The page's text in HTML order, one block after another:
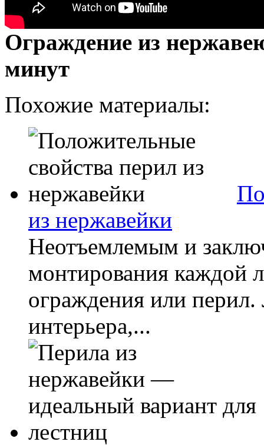
Ограждение из
минут
Похожие материалы:
из нержавейки
Неотъемлемым и
монтирования каждой
ограждения или перил.
интерьера,...